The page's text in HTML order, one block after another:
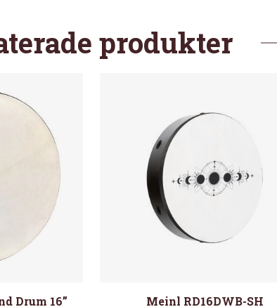
produkter
Drum 16”
Meinl RD16DWB-SH